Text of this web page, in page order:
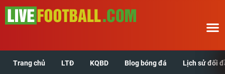
Trang chủ LTĐ KQBD Blog bóng đá Lịch sử đối
Trang chủ